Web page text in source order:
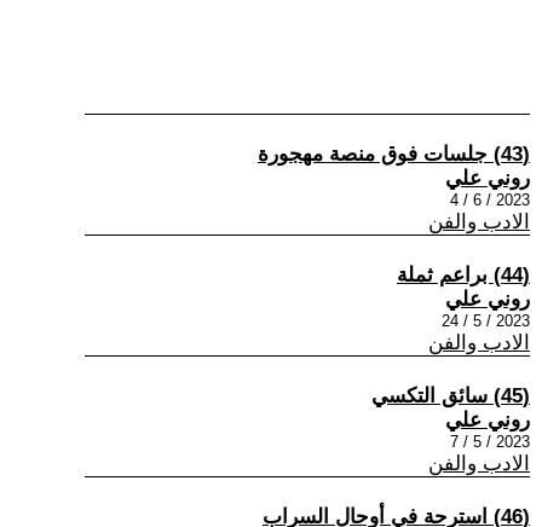
(43) جلسات فوق منصة مهجورة
روني علي
2023 / 6 / 4
الادب والفن
(44) براعم ثملة
روني علي
2023 / 5 / 24
الادب والفن
(45) سائق التكسي
روني علي
2023 / 5 / 7
الادب والفن
(46) استرحة في أوحال السراب